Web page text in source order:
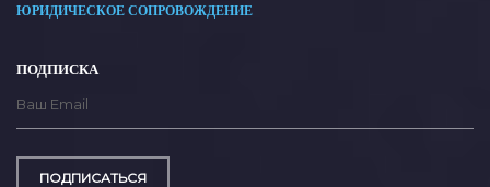
ЮРИДИЧЕСКОЕ СОПРОВОЖДЕНИЕ
ПОДПИСКА
ПОДПИСАТЬСЯ